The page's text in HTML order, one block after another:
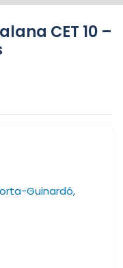
CET 10 –
Guinardó,